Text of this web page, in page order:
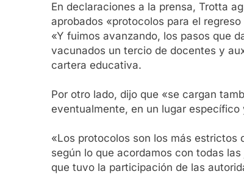
En declaraciones a la prensa, Trotta
aprobados «protocolos para el
«Y fuimos avanzando, los pasos que
vacunados un tercio de docentes y
cartera educativa.
Por otro lado, dijo que «se cargan
eventualmente, en un lugar
«Los protocolos son los más estrictos
según lo que acordamos con todas
que tuvo la participación de las